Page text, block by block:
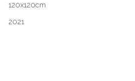
120x120cm
2021